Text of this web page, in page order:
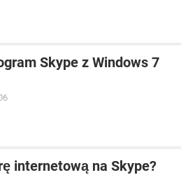
Skype z Windows 7
internetową na Skype?